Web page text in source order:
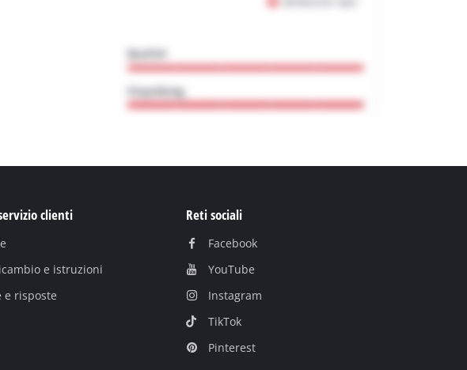
clienti
e istruzioni
e risposte
Reti sociali
Facebook
YouTube
Instagram
TikTok
Pinterest